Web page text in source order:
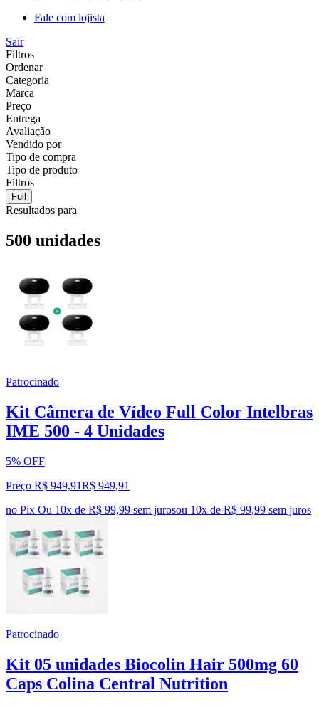
Fale com lojista
Sair
Filtros
Ordenar
Categoria
Marca
Preço
Entrega
Avaliação
Vendido por
Tipo de compra
Tipo de produto
Filtros
Full
Resultados para
500 unidades
Patrocinado
Kit Câmera de Vídeo Full Color Intelbras
IME 500 - 4 Unidades
5% OFF
Preço R$ 949,91R$ 949,91
no Pix Ou 10x de R$ 99,99 sem jurosou 10x de R$ 99,99 sem juros
Patrocinado
Kit 05 unidades Biocolin Hair 500mg 60
Caps Colina Central Nutrition